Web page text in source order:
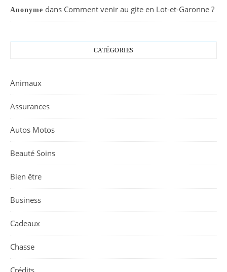
Anonyme dans Comment venir au gite en Lot-et-Garonne ?
CATÉGORIES
Animaux
Assurances
Autos Motos
Beauté Soins
Bien être
Business
Cadeaux
Chasse
Crédits